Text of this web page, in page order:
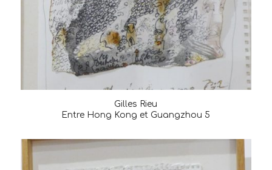
Gilles Rieu
Entre Hong Kong et Guangzhou 5